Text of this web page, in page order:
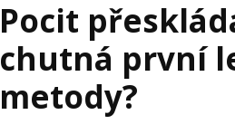
Pocit
chutná první
metody?